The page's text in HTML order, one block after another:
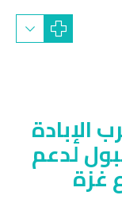
الإبادة
لدعم
غزة